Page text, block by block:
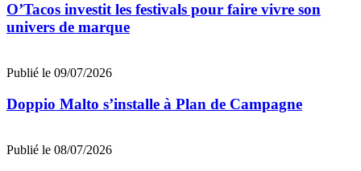
O’Tacos investit les festivals pour faire vivre son
univers de marque
Publié le 09/07/2026
Doppio Malto s’installe à Plan de Campagne
Publié le 08/07/2026